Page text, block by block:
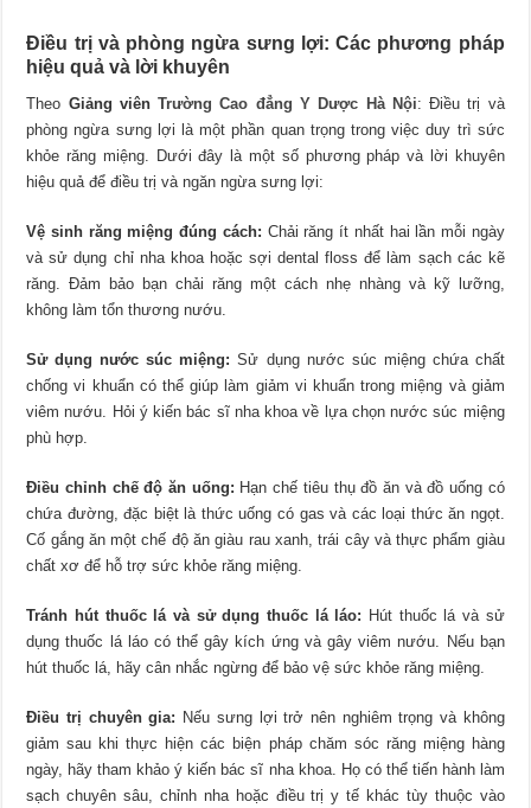
Điều trị và phòng ngừa sưng lợi: Các phương pháp
hiệu quả và lời khuyên
Theo Giảng viênTrường Cao đẳng Y Dược Hà Nội: Điều trị và
phòng ngừa sưng lợi là một phần quan trọng trong việc duy trì sức
khỏe răng miệng. Dưới đây là một số phương pháp và lời khuyên
hiệu quả để điều trị và ngăn ngừa sưng lợi:
Vệ sinh răng miệng đúng cách: Chải răng ít nhất hai lần mỗi ngày
và sử dụng chỉ nha khoa hoặc sợi dental floss để làm sạch các kẽ
răng. Đảm bảo bạn chải răng một cách nhẹ nhàng và kỹ lưỡng,
không làm tổn thương nướu.
Sử dụng nước súc miệng: Sử dụng nước súc miệng chứa chất
chống vi khuẩn có thể giúp làm giảm vi khuẩn trong miệng và giảm
viêm nướu. Hỏi ý kiến ​​bác sĩ nha khoa về lựa chọn nước súc miệng
phù hợp.
Điều chỉnh chế độ ăn uống: Hạn chế tiêu thụ đồ ăn và đồ uống có
chứa đường, đặc biệt là thức uống có gas và các loại thức ăn ngọt.
Cố gắng ăn một chế độ ăn giàu rau xanh, trái cây và thực phẩm giàu
chất xơ để hỗ trợ sức khỏe răng miệng.
Tránh hút thuốc lá và sử dụng thuốc lá láo: Hút thuốc lá và sử
dụng thuốc lá láo có thể gây kích ứng và gây viêm nướu. Nếu bạn
hút thuốc lá, hãy cân nhắc ngừng để bảo vệ sức khỏe răng miệng.
Điều trị chuyên gia: Nếu sưng lợi trở nên nghiêm trọng và không
giảm sau khi thực hiện các biện pháp chăm sóc răng miệng hàng
ngày, hãy tham khảo ý kiến ​​bác sĩ nha khoa. Họ có thể tiến hành làm
sạch chuyên sâu, chỉnh nha hoặc điều trị y tế khác tùy thuộc vào